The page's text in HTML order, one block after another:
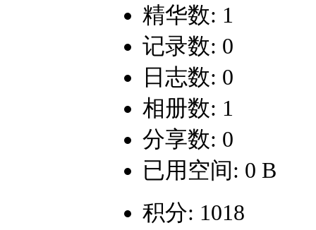
精华数: 1
记录数: 0
日志数: 0
相册数: 1
分享数: 0
已用空间: 0 B
积分: 1018